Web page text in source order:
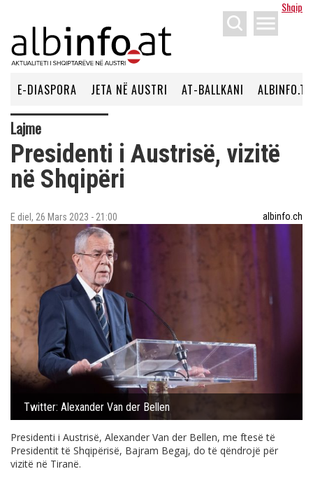
Shqip
menu
E-DIASPORA JETA NË AUSTRI AT-BALLKANI ALBINFO.TV
Lajme
Presidenti i Austrisë, vizitë
në Shqipëri
E diel, 26 Mars 2023 - 21:00 albinfo.ch
Twitter: Alexander Van der Bellen
Presidenti i Austrisë, Alexander Van der Bellen, me ftesë të
Presidentit të Shqipërisë, Bajram Begaj, do të qëndrojë për
vizitë në Tiranë.